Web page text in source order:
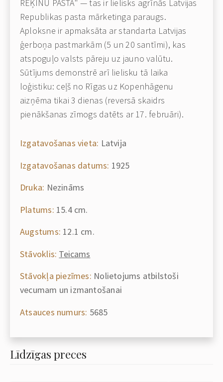
RĒĶINU PASTĀ" — tas ir lielisks agrīnās Latvijas
Republikas pasta mārketinga paraugs.
Aploksne ir apmaksāta ar standarta Latvijas
ģerboņa pastmarkām (5 un 20 santīmi), kas
atspoguļo valsts pāreju uz jauno valūtu.
Sūtījums demonstrē arī lielisku tā laika
loģistiku: ceļš no Rīgas uz Kopenhāgenu
aizņēma tikai 3 dienas (reversā skaidrs
pienākšanas zīmogs datēts ar 17. februāri).
Izgatavošanas vieta: Latvija
Izgatavošanas datums: 1925
Druka: Nezināms
Platums: 15.4 cm.
Augstums: 12.1 cm.
Stāvoklis: Teicams
Stāvokļa piezīmes: Nolietojums atbilstoši
vecumam un izmantošanai
Atsauces numurs: 5685
Līdzīgas preces